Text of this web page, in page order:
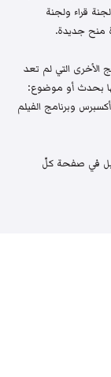
قراء ولجنة
منح جديدة.
الأخرى التي لم تعد
بحدث أو موضوع:
وبرنامج الفيلم
في صفحة كلّ